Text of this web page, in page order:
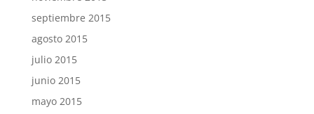
septiembre 2015
agosto 2015
julio 2015
junio 2015
mayo 2015